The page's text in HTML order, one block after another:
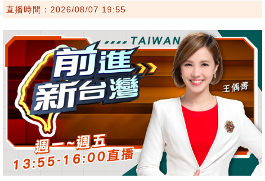
直播時間：2026/08/07 19:55